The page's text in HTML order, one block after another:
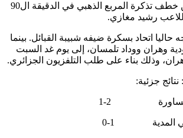
وتمكن نجم مقرة من خطف تذكرة المربع الذهبي في الدقيقة ال90
رشيد مغازي.
اتحاد بسكرة ضيفه شبيبة القبائل. بينما
وهران ووداد تلمسان، إلى يوم غد السبت
وذلك بناء على طلب التلفزيون الجزائري.
جزئية:
الساورة 2-1
المدية 1-0